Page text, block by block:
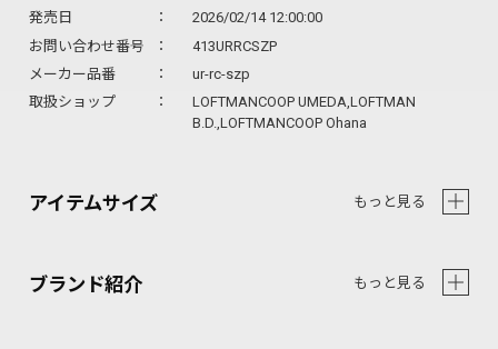
発売日
2026/02/14 12:00:00
お問い合わせ番号
413URRCSZP
メーカー品番
ur-rc-szp
取扱ショップ
LOFTMANCOOP UMEDA,LOFTMAN
B.D.,LOFTMANCOOP Ohana
アイテムサイズ もっと見る
ブランド紹介 もっと見る